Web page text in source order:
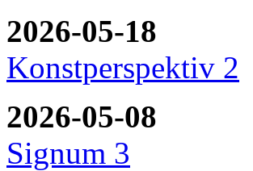
2026-05-18
Konstperspektiv 2
2026-05-08
Signum 3